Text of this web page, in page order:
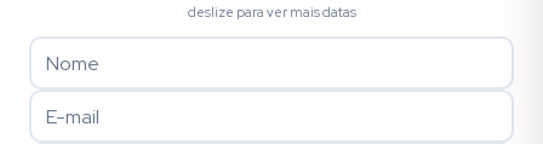
deslize para ver mais datas